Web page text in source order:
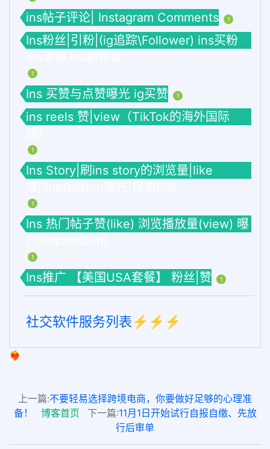
ins帖子评论| Instagram Comments 1
Ins粉丝|引粉|(ig追踪\Follower) ins买粉
1
Ins 买赞与点赞曝光 ig买赞 1
ins reels 赞|view（TikTok的海外国际
1
Ins Story|刷ins story的浏览量|like
1
Ins 热门帖子赞(like) 浏览播放量(view) 曝
1
Ins推广 【美国USA套餐】 粉丝|赞 1
社交软件服务列表⚡️⚡️⚡️
❤️‍🔥
上一篇:不要轻易选择跨境电商，你要做好足够的心理准
备！
博客首页 下一篇:11月1日开始试行自报自缴、先放
行后审单